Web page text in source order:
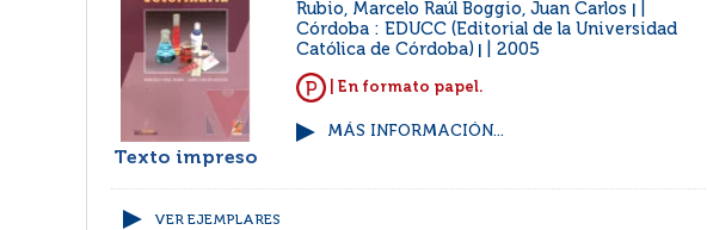
Texto impreso
Rubio, Marcelo Raúl Boggio, Juan Carlos
Córdoba : EDUCC (Editorial de la Universidad
Católica de Córdoba)
2005
| En formato papel.
MÁS INFORMACIÓN...
VER EJEMPLARES